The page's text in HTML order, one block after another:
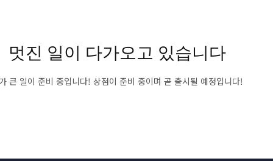
멋진 일이 다가오고 있습니다
큰 일이 준비 중입니다! 상점이 준비 중이며 곧 출시될 예정입니다!